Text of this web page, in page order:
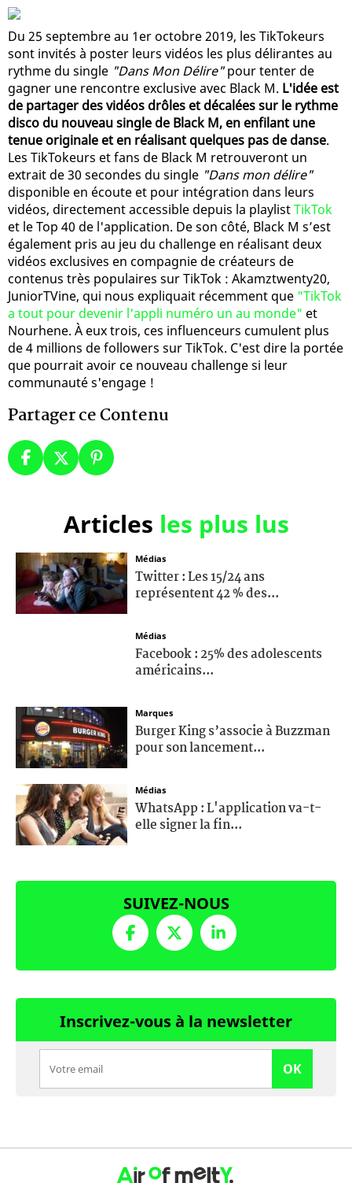
Du 25 septembre au 1er octobre 2019, les TikTokeurs
sont invités à poster leurs vidéos les plus délirantes au
rythme du single "Dans Mon Délire"pour tenter de
gagner une rencontre exclusive avec Black M. L'idée est
de partager des vidéos drôles et décalées sur le rythme
disco du nouveau single de Black M, en enfilant une
tenue originale et en réalisant quelques pas de danse.
Les TikTokeurs et fans de Black M retrouveront un
extrait de 30 secondes du single "Dans mon délire"
disponible en écoute et pour intégration dans leurs
vidéos, directement accessible depuis la playlistTikTok
et le Top 40 de l'application. De son côté, Black M s’est
également pris au jeu du challenge en réalisant deux
vidéos exclusives en compagnie de créateurs de
contenus très populaires sur TikTok : Akamztwenty20,
JuniorTVine, qui nous expliquait récemment que "TikTok
a tout pour devenir l'appli numéro un au monde" et
Nourhene. À eux trois, ces influenceurs cumulent plus
de 4 millions de followers sur TikTok. C'est dire la portée
que pourrait avoir ce nouveau challenge si leur
communauté s'engage !
Partager ce Contenu
Articles les plus lus
Médias
Twitter : Les 15/24 ans
représentent 42 % des...
Médias
Facebook : 25% des adolescents
américains...
Marques
Burger King s’associe à Buzzman
pour son lancement...
Médias
WhatsApp : L'application va-t-
elle signer la fin...
SUIVEZ-NOUS
Inscrivez-vous à la newsletter
OK